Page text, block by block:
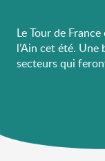
Le Tour de
l’Ain cet été.
secteurs qui